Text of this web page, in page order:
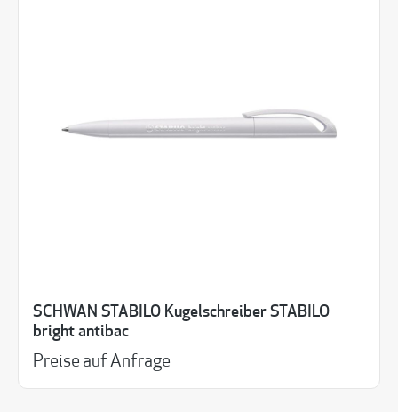
SCHWAN STABILO Kugelschreiber STABILO
bright antibac
Preise auf Anfrage